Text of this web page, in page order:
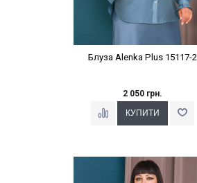
Блуза Alenka Plus 15117-2
2 050 грн.
Наклейки Варіант з %